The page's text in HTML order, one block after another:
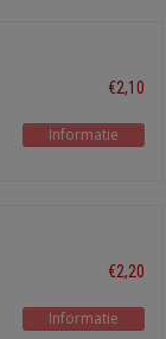
€2,10
Informatie
€2,20
Informatie